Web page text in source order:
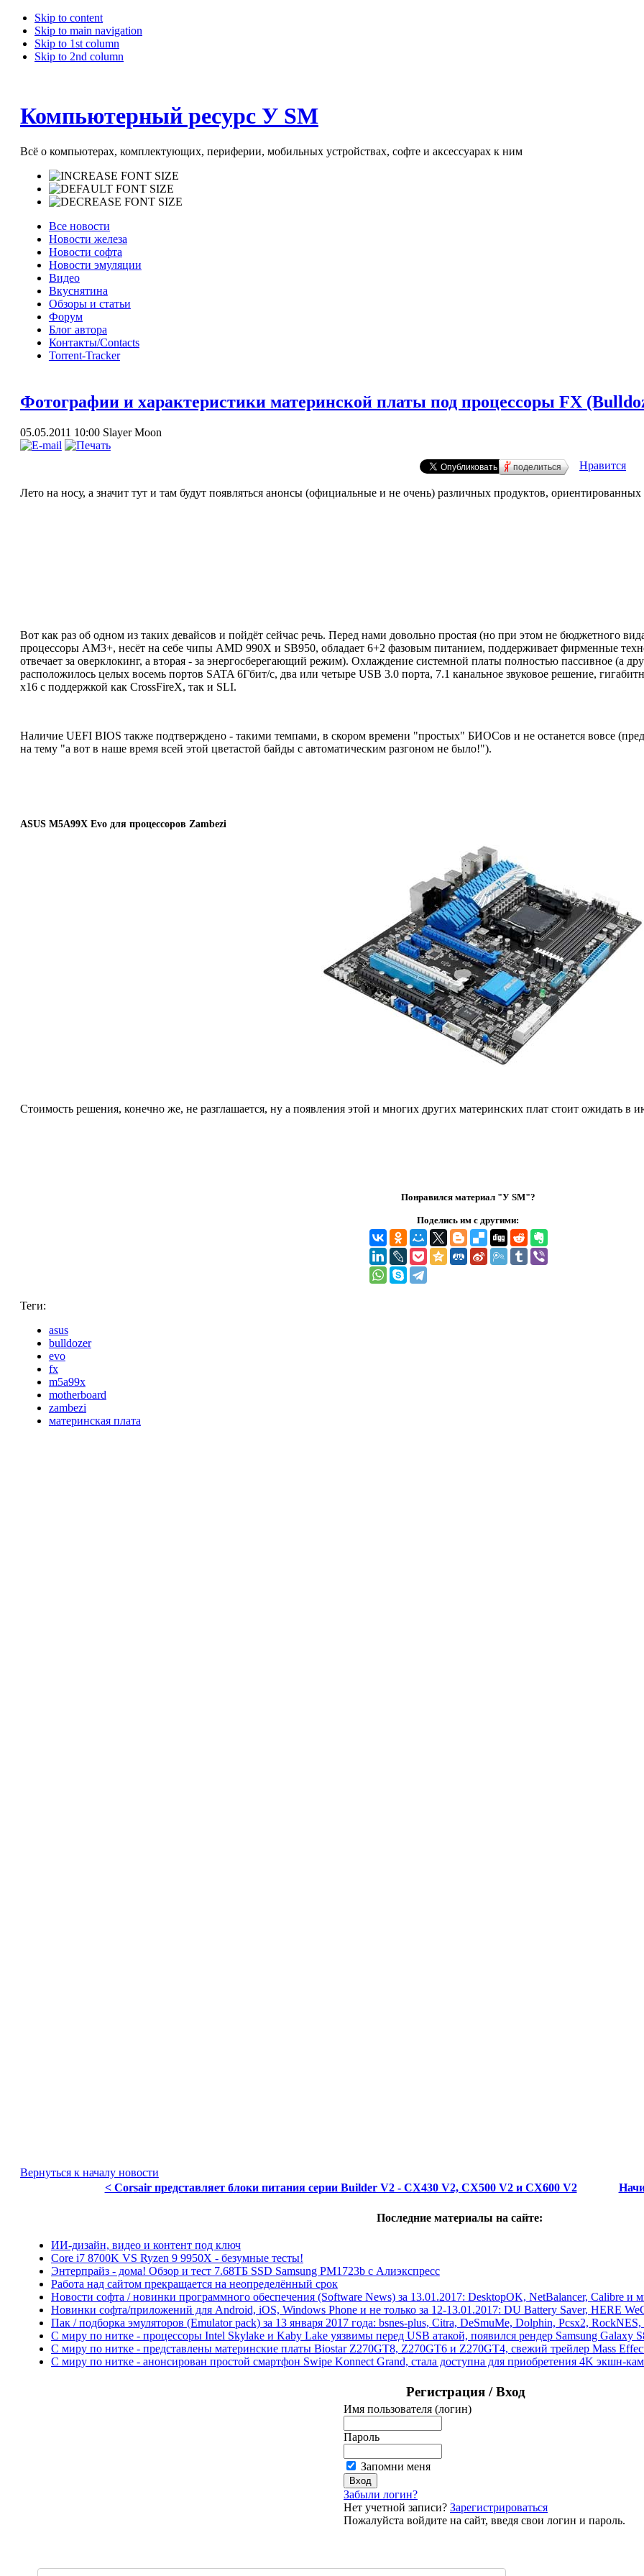
Skip to content
Skip to main navigation
Skip to 1st column
Skip to 2nd column
Компьютерный ресурс У SM
Всё о компьютерах, комплектующих, периферии, мобильных устройствах, софте и аксессуарах к ним
Все новости
Новости железа
Новости софта
Новости эмуляции
Видео
Вкуснятина
Обзоры и статьи
Форум
Блог автора
Контакты/Contacts
Torrent-Tracker
Фотографии и характеристики материнской платы под процессоры FX
05.05.2011 10:00 Slayer Moon
поделиться Нравится
Лето на носу, а значит тут и там будут появляться анонсы (официальные и не очень) различных продуктов,
Вот как раз об одном из таких девайсов и пойдёт сейчас речь. Перед нами довольно простая (но при этом не бюджетного
процессоры AM3+, несёт на себе чипы AMD 990X и SB950, обладает 6+2 фазовым питанием, поддерживает фирменные
отвечает за оверклокинг, а вторая - за энергосберегающий режим). Охлаждение системной платы полностью пассивное (а
расположилось целых восемь портов SATA 6Гбит/с, два или четыре USB 3.0 порта, 7.1 канальное звуковое решение,
x16 с поддержкой как CrossFireX, так и SLI.
Наличие UEFI BIOS также подтверждено - такими темпами, в скором времени "простых" БИОСов и не останется вовсе
на тему "а вот в наше время всей этой цветастой байды с автоматическим разгоном не было!").
ASUS M5A99X Evo для процессоров Zambezi
Стоимость решения, конечно же, не разглашается, ну а появления этой и многих других материнских плат стоит ожидать в
Понравился материал "У SM"?
Поделись им с другими:
Теги:
asus
bulldozer
evo
fx
m5a99x
motherboard
zambezi
материнская плата
Вернуться к началу новости
< Corsair представляет блоки питания серии Builder V2 - CX430 V2, CX500 V2 и CX600 V2
Последние материалы на сайте:
ИИ-дизайн, видео и контент под ключ
Core i7 8700K VS Ryzen 9 9950X - безумные тесты!
Энтерпрайз - дома! Обзор и тест 7.68ТБ SSD Samsung PM1723b с Алиэкспресс
Работа над сайтом прекращается на неопределённый срок
Новости софта / новинки программного обеспечения (Software News) за 13.01.2017: DesktopOK, NetBalancer, Calibre и
Новинки софта/приложений для Android, iOS, Windows Phone и не только за 12-13.01.2017: DU Battery Saver, HERE
Пак / подборка эмуляторов (Emulator pack) за 13 января 2017 года: bsnes-plus, Citra, DeSmuMe, Dolphin, Pcsx2,
С миру по нитке - процессоры Intel Skylake и Kaby Lake уязвимы перед USB атакой, появился рендер Samsung Galaxy
С миру по нитке - представлены материнские платы Biostar Z270GT8, Z270GT6 и Z270GT4, свежий трейлер Mass
С миру по нитке - анонсирован простой смартфон Swipe Konnect Grand, стала доступна для приобретения 4K экшн-
Регистрация / Вход
Имя пользователя (логин)
Пароль
Запомни меня
Забыли логин?
Нет учетной записи? Зарегистрироваться
Пожалуйста войдите на сайт, введя свои логин и пароль.